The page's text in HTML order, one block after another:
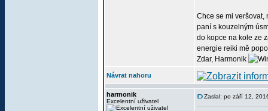
Chce se mi veršovat,
paní s kouzelným
do kopce na kole ze
energie reiki mě
Zdar, Harmonik
Návrat nahoru
harmonik
Excelentní uživatel
Zaslal: po září 12,